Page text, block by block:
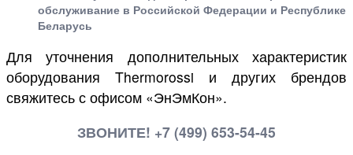
обслуживание в Российской Федерации и Республике
Беларусь
Для уточнения дополнительных характеристик
оборудования Thermorossi и других брендов
свяжитесь с офисом «ЭнЭмКон».
ЗВОНИТЕ! +7 (499) 653-54-45